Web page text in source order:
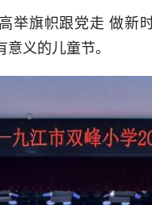
举旗帜跟党走 做新
义的儿童节。